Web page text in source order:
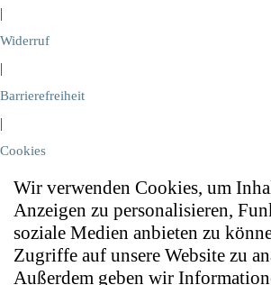
|
Widerruf
|
Barrierefreiheit
|
Cookies
Wir verwenden Cookies, um
Anzeigen zu personalisieren,
soziale Medien anbieten zu
Zugriffe auf unsere Website zu
Außerdem geben wir